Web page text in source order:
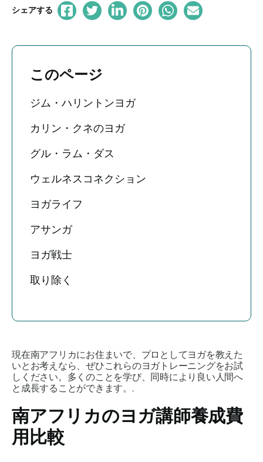
シェアする
このページ
ジム・ハリントンヨガ
カリン・クネのヨガ
グル・ラム・ダス
ウェルネスコネクション
ヨガライフ
アサンガ
ヨガ戦士
取り除く
現在南アフリカにお住まいで、プロとしてヨガを教えた
いとお考えなら、ぜひこれらのヨガトレーニングをお試
しください。多くのことを学び、同時により良い人間へ
と成長することができます。.
南アフリカのヨガ講師養成費
用比較